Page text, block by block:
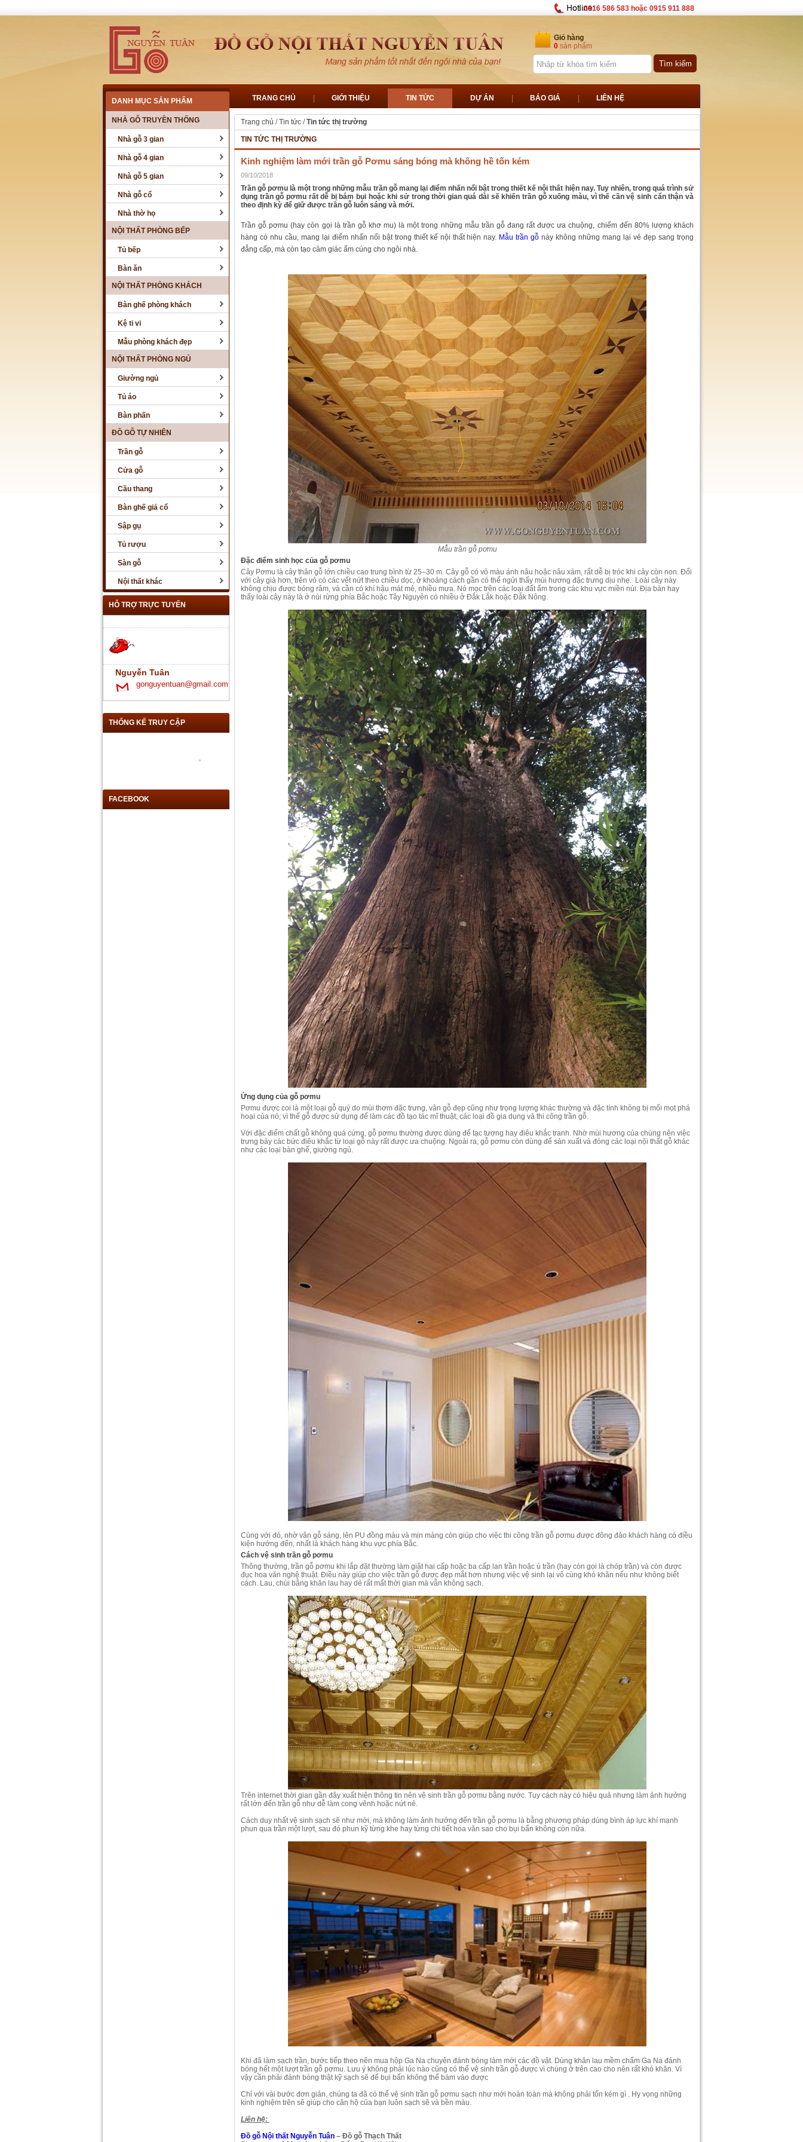
0916 586 583 hoặc 0915 911 888
Giỏ hàng
0 sản phẩm
DANH MỤC SẢN PHẨM
NHÀ GỖ TRUYỀN THỐNG
Nhà gỗ 3 gian
Nhà gỗ 4 gian
Nhà gỗ 5 gian
Nhà gỗ cổ
Nhà thờ họ
NỘI THẤT PHÒNG BẾP
Tủ bếp
Bàn ăn
NỘI THẤT PHÒNG KHÁCH
Bàn ghế phòng khách
Kệ ti vi
Mẫu phòng khách đẹp
NỘI THẤT PHÒNG NGỦ
Giường ngủ
Tủ áo
Bàn phấn
ĐỒ GỖ TỰ NHIÊN
Trần gỗ
Cửa gỗ
Cầu thang
Bàn ghế giả cổ
Sập gụ
Tủ rượu
Sàn gỗ
Nội thất khác
HỖ TRỢ TRỰC TUYẾN
Nguyễn Tuân
gonguyentuan@gmail.com
THỐNG KẾ TRUY CẬP
FACEBOOK
TRANG CHỦ GIỚI THIỆU TIN TỨC DỰ ÁN BÁO GIÁ LIÊN HỆ
Trang chủ /Tin tức /Tin tức thị trường
TIN TỨC THỊ TRƯỜNG
Kinh nghiệm làm mới trần gỗ Pơmu sáng bóng mà không hề tốn kém
09/10/2018
Trần gỗ pơmu là một trong những mẫu trần gỗ mang lại điểm nhấn nổi bật trong thiết kế nội thất hiện nay. Tuy nhiên, trong quá trình sử
dụng trần gỗ pơmu rất dễ bị bám bụi hoặc khi sử trong thời gian quá dài sẽ khiến trần gỗ xuống màu, vì thế cần vệ sinh cẩn thận và
theo định kỳ để giữ được trần gỗ luôn sáng và mới.
Trần gỗ pơmu (hay còn gọi là trần gỗ khơ mu) là một trong những mẫu trần gỗ đang rất được ưa chuộng, chiếm đến 80% lượng khách
hàng có nhu cầu, mang lại điểm nhấn nổi bật trong thiết kế nội thất hiện nay. Mẫu trần gỗ này không những mang lại vẻ đẹp sang trọng
đẳng cấp, mà còn tạo cảm giác ấm cúng cho ngôi nhà.
Mẫu trần gỗ pơmu
Đặc điểm sinh học của gỗ pơmu
Cây Pơmu là cây thân gỗ lớn chiều cao trung bình từ 25–30 m. Cây gỗ có vỏ màu ánh nâu hoặc nâu xám, rất dễ bị tróc khi cây còn non. Đối
với cây già hơn, trên vỏ có các vết nứt theo chiều dọc, ở khoảng cách gần có thể ngửi thấy mùi hương đặc trưng dịu nhẹ. Loài cây này
không chịu được bóng râm, và cần có khí hậu mát mẻ, nhiều mưa. Nó mọc trên các loại đất ẩm trong các khu vực miền núi. Địa bàn hay
thấy loài cây này là ở núi rừng phía Bắc hoặc Tây Nguyên có nhiều ở Đắk Lắk hoặc Đắk Nông.
Ứng dụng của gỗ pơmu
Pơmu được coi là một loại gỗ quý do mùi thơm đặc trưng, vân gỗ đẹp cũng như trọng lượng khác thường và đặc tính không bị mối mọt phá
hoại của nó; vì thế gỗ được sử dụng để làm các đồ tạo tác mĩ thuật, các loại đồ gia dụng và thi công trần gỗ.
Với đặc điểm chất gỗ không quá cứng, gỗ pơmu thường được dùng để tạc tượng hay điêu khắc tranh. Nhờ mùi hương của chúng nên việc
trưng bày các bức điêu khắc từ loại gỗ này rất được ưa chuộng. Ngoài ra, gỗ pơmu còn dùng để sản xuất và đóng các loại nội thất gỗ khác
như các loại bàn ghế, giường ngủ.
Cùng với đó, nhờ vân gỗ sáng, lên PU đồng màu và mịn màng còn giúp cho việc thi công trần gỗ pơmu được đông đảo khách hàng có điều
kiện hướng đến, nhất là khách hàng khu vực phía Bắc.
Cách vệ sinh trần gỗ pơmu
Thông thường, trần gỗ pơmu khi lắp đặt thường làm giật hai cấp hoặc ba cấp lan trần hoặc ú trần (hay còn gọi là chóp trần) và còn được
đục hoa văn nghệ thuật. Điều này giúp cho việc trần gỗ được đẹp mắt hơn nhưng việc vệ sinh lại vô cùng khó khăn nếu như không biết
cách. Lau, chùi bằng khăn lau hay dẻ rất mất thời gian mà vẫn không sạch.
Trên internet thời gian gần đây xuất hiện thông tin nên vệ sinh trần gỗ pơmu bằng nước. Tuy cách này có hiệu quả nhưng làm ảnh hưởng
rất lớn đến trần gỗ như dễ làm cong vênh hoặc nứt nẻ.
Cách duy nhất vệ sinh sạch sẽ như mới, mà không làm ảnh hưởng đến trần gỗ pơmu là bằng phương pháp dùng bình áp lực khí mạnh
phun qua trần một lượt, sau đó phun kỹ từng khe hay từng chi tiết hoa văn sao cho bụi bẩn không còn nữa.
Khi đã làm sạch trần, bước tiếp theo nên mua hộp Ga Na chuyên đánh bóng làm mới các đồ vật. Dùng khăn lau mềm chấm Ga Na đánh
bóng hết một lượt trần gỗ pơmu. Lưu ý không phải lúc nào cũng có thể vệ sinh trần gỗ được vì chúng ở trên cao cho nên rất khó khăn. Vì
vậy cần phải đánh bóng thật kỹ sạch sẽ để bụi bẩn không thể bám vào được
Chỉ với vài bước đơn giản, chúng ta đã có thể vệ sinh trần gỗ pơmu sạch như mới hoàn toàn mà không phải tốn kém gì . Hy vọng những
kinh nghiệm trên sẽ giúp cho căn hộ của bạn luôn sạch sẽ và bền màu.
Liên hệ:
Đồ gỗ Nội thất Nguyễn Tuân – Đồ gỗ Thạch Thất